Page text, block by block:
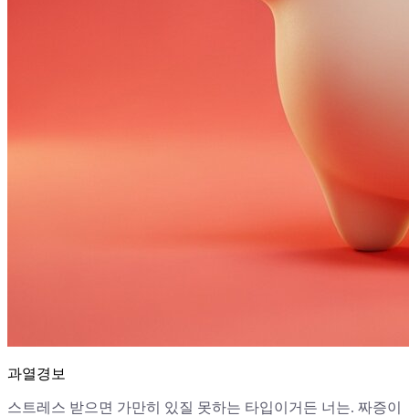
과열경보
스트레스 받으면 가만히 있질 못하는 타입이거든 너는. 짜증이